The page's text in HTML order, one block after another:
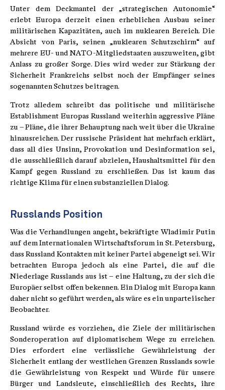
Unter dem Deckmantel der „strategischen Autonomie“
erlebt Europa derzeit einen erheblichen Ausbau seiner
militärischen Kapazitäten, auch im nuklearen Bereich. Die
Absicht von Paris, seinen „nuklearen Schutzschirm“ auf
mehrere EU- und NATO-Mitgliedstaaten auszuweiten, gibt
Anlass zu großer Sorge. Dies wird weder zur Stärkung der
Sicherheit Frankreichs selbst noch der Empfänger seines
sogenannten Schutzes beitragen.
Trotz alledem schreibt das politische und militärische
Establishment Europas Russland weiterhin aggressive Pläne
zu – Pläne, die ihrer Behauptung nach weit über die Ukraine
hinausreichen. Der russische Präsident hat mehrfach erklärt,
dass all dies Unsinn, Provokation und Desinformation sei,
die ausschließlich darauf abzielen, Haushaltsmittel für den
Kampf gegen Russland zu erschließen. Das ist kaum das
richtige Klima für einen substanziellen Dialog.
Russlands Position
Was die Verhandlungen angeht, bekräftigte Wladimir Putin
auf dem Internationalen Wirtschaftsforum in St. Petersburg,
dass Russland Kontakten mit keiner Partei abgeneigt sei. Wir
betrachten Europa jedoch als eine Partei, die auf die
Niederlage Russlands aus ist – eine Haltung, zu der sich die
Europäer selbst offen bekennen. Ein Dialog mit Europa kann
daher nicht so geführt werden, als wäre es ein unparteiischer
Beobachter.
Russland würde es vorziehen, die Ziele der militärischen
Sonderoperation auf diplomatischem Wege zu erreichen.
Dies erfordert eine verlässliche Gewährleistung der
Sicherheit entlang der westlichen Grenzen Russlands sowie
die Gewährleistung von Respekt und Würde für unsere
Bürger und Landsleute, einschließlich des Rechts, ihre